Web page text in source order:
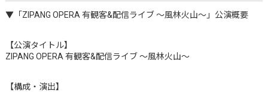
▼「ZIPANG OPERA 有観客&配信ライブ 〜風林火山〜」公演概要
【公演タイトル】
ZIPANG OPERA 有観客&配信ライブ 〜風林火山〜
【構成・演出】